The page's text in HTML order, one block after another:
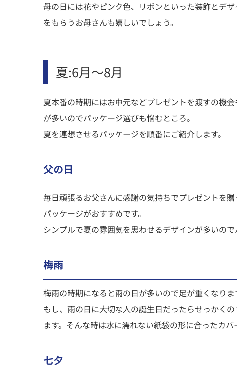
母の日には花やピンク色、リボンといった装飾とデ
をもらうお母さんも嬉しいでしょう。
夏:6月～8月
夏本番の時期にはお中元などプレゼントを渡すの機
が多いのでパッケージ選びも悩むところ。
夏を連想させるパッケージを順番にご紹介します。
父の日
毎日頑張るお父さんに感謝の気持ちでプレゼントを
パッケージがおすすめです。
シンプルで夏の雰囲気を思わせるデザインが多いので
梅雨
梅雨の時期になると雨の日が多いので足が重くなりま
もし、雨の日に大切な人の誕生日だったらせっかく
ます。そんな時は水に濡れない紙袋の形に合ったカバ
七夕